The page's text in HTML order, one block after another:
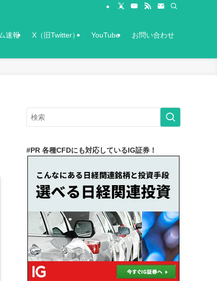
速報 X（旧Twitter） YouTube お問い合わせ
#PR 各種CFDにも対応しているIG証券！